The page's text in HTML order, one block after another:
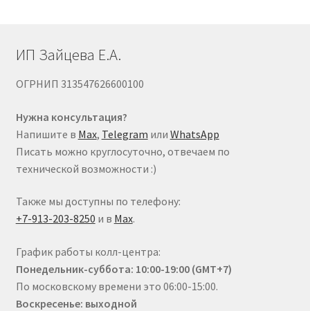
ИП Зайцева Е.А.
ОГРНИП 313547626600100
Нужна консультация?
Напишите в Max, Telegram или WhatsApp
Писать можно круглосуточно, отвечаем по
технической возможности :)
Также мы доступны по телефону:
+7-913-203-8250 и в Max.
График работы колл-центра:
Понедельник-суббота: 10:00-19:00 (GMT+7)
По московскому времени это 06:00-15:00.
Воскресенье: выходной